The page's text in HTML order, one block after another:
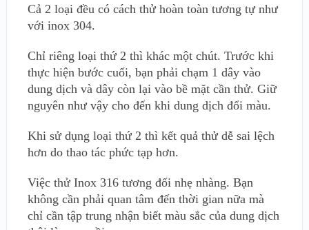
Cả 2 loại đều có cách thử hoàn toàn tương tự như
với inox 304.
Chỉ riêng loại thứ 2 thì khác một chút. Trước khi
thực hiện bước cuối, bạn phải chạm 1 dây vào
dung dịch và dây còn lại vào bề mặt cần thử. Giữ
nguyên như vậy cho đến khi dung dịch đổi màu.
Khi sử dụng loại thứ 2 thì kết quả thử dễ sai lệch
hơn do thao tác phức tạp hơn.
Việc thử Inox 316 tương đối nhẹ nhàng. Bạn
không cần phải quan tâm đến thời gian nữa mà
chỉ cần tập trung nhận biết màu sắc của dung dịch